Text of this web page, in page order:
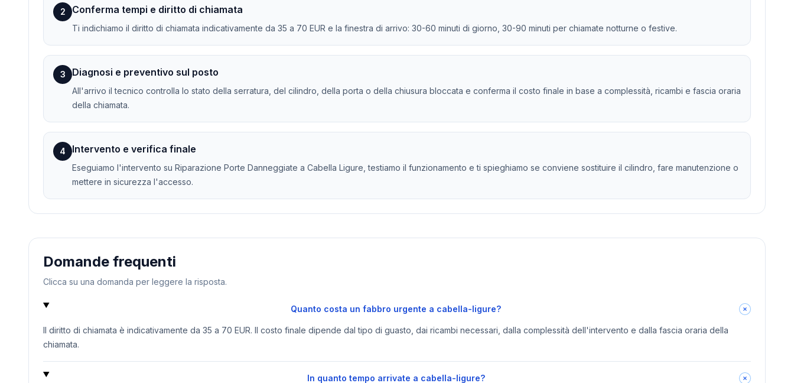
2 Conferma tempi e diritto di chiamata
Ti indichiamo il diritto di chiamata indicativamente da 35 a 70 EUR e la finestra di arrivo: 30-60 minuti di giorno, 30-90 minuti per chiamate notturne o festive.
3 Diagnosi e preventivo sul posto
All'arrivo il tecnico controlla lo stato della serratura, del cilindro, della porta o della chiusura bloccata e conferma il costo finale in base a complessità, ricambi e fascia oraria
della chiamata.
4 Intervento e verifica finale
Eseguiamo l'intervento su Riparazione Porte Danneggiate a Cabella Ligure, testiamo il funzionamento e ti spieghiamo se conviene sostituire il cilindro, fare manutenzione o
mettere in sicurezza l'accesso.
Domande frequenti
Clicca su una domanda per leggere la risposta.
Quanto costa un fabbro urgente a cabella-ligure?
Il diritto di chiamata è indicativamente da 35 a 70 EUR. Il costo finale dipende dal tipo di guasto, dai ricambi necessari, dalla complessità dell'intervento e dalla fascia oraria della
chiamata.
In quanto tempo arrivate a cabella-ligure?